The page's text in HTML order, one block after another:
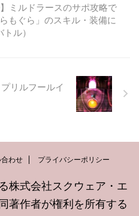
】ミルドラースのサポ攻略で
もぐら」のスキル・装備に
ル）
リルフールイ
わせ プライバシーポリシー
株式会社スクウェア・エ
著作者が権利を所有する